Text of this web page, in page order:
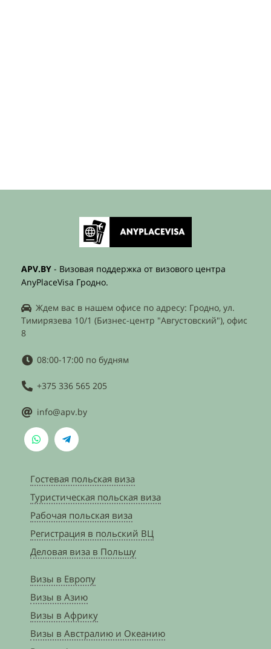
APV.BY - Визовая поддержка от визового центра
AnyPlaceVisa Гродно.
Ждем вас в нашем офисе по адресу: Гродно, ул.
Тимирязева 10/1 (Бизнес-центр "Августовский"), офис
8
08:00-17:00 по будням
+375 336 565 205
info@apv.by
Гостевая польская виза
Туристическая польская виза
Рабочая польская виза
Регистрация в польский ВЦ
Деловая виза в Польшу
Визы в Европу
Визы в Азию
Визы в Африку
Визы в Австралию и Океанию